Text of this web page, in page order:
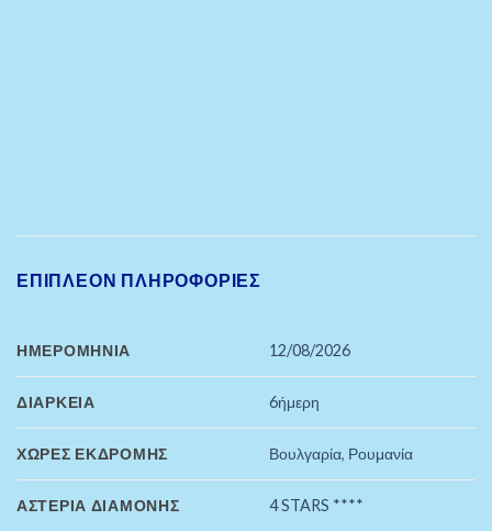
ΕΠΙΠΛΈΟΝ ΠΛΗΡΟΦΟΡΊΕΣ
ΗΜΕΡΟΜΗΝΊΑ 12/08/2026
ΔΙΆΡΚΕΙΑ 6ήμερη
ΧΏΡΕΣ ΕΚΔΡΟΜΉΣ Βουλγαρία, Ρουμανία
ΑΣΤΈΡΙΑ ΔΙΑΜΟΝΉΣ 4 STARS ****